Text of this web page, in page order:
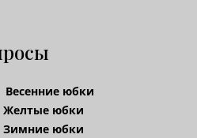
Весенние юбки
Желтые юбки
Зимние юбки